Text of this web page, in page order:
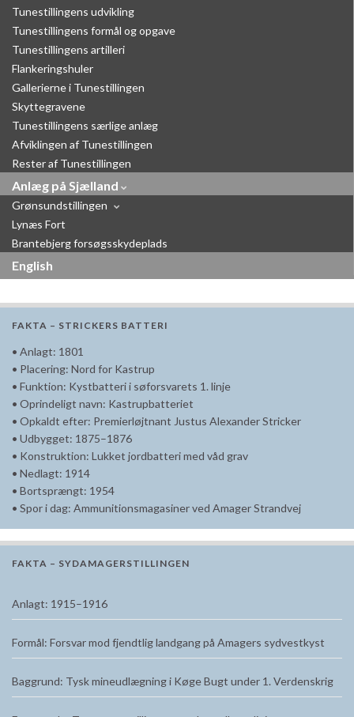
Tunestillingens udvikling
Tunestillingens formål og opgave
Tunestillingens artilleri
Flankeringshuler
Gallerierne i Tunestillingen
Skyttegravene
Tunestillingens særlige anlæg
Afviklingen af Tunestillingen
Rester af Tunestillingen
Anlæg på Sjælland
Grønsundstillingen
Lynæs Fort
Brantebjerg forsøgsskydeplads
English
FAKTA – STRICKERS BATTERI
• Anlagt: 1801
• Placering: Nord for Kastrup
• Funktion: Kystbatteri i søforsvarets 1. linje
• Oprindeligt navn: Kastrupbatteriet
• Opkaldt efter: Premierløjtnant Justus Alexander Stricker
• Udbygget: 1875–1876
• Konstruktion: Lukket jordbatteri med våd grav
• Nedlagt: 1914
• Bortsprængt: 1954
• Spor i dag: Ammunitionsmagasiner ved Amager Strandvej
FAKTA – SYDAMAGERSTILLINGEN
Anlagt: 1915–1916
Formål: Forsvar mod fjendtlig landgang på Amagers sydvestkyst
Baggrund: Tysk mineudlægning i Køge Bugt under 1. Verdenskrig